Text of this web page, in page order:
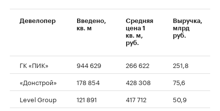
Девелопер
Введено,
кв. м
Средняя
цена 1
кв. м,
руб.
Выручка,
млрд
руб.
ГК «ПИК» 944 629 266 622
251,8
«Донстрой»
178 854 428 308
75,6
Level Group
121 891 417 712
50,9